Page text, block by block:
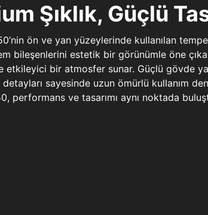
Şıklık, Güçlü
ön ve yan yüzeylerinde kullanılan
bileşenlerini estetik bir görünümle öne
etkileyici bir atmosfer sunar. Güçlü gövde
sayesinde uzun ömürlü kullanım
performans ve tasarımı aynı noktada